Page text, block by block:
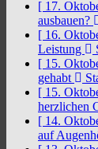
[ 17.
ausbauen?
[ 16.
Leistung
[ 15.
gehabt
[ 15.
herzlichen
[ 14.
auf